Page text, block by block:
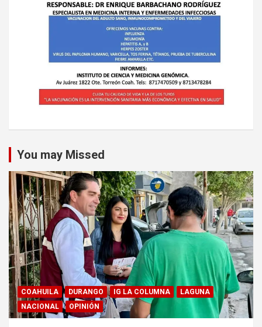
You may Missed
COAHUILA DURANGO IG LA COLUMNA
LAGUNA
NACIONAL
OPINIÓN